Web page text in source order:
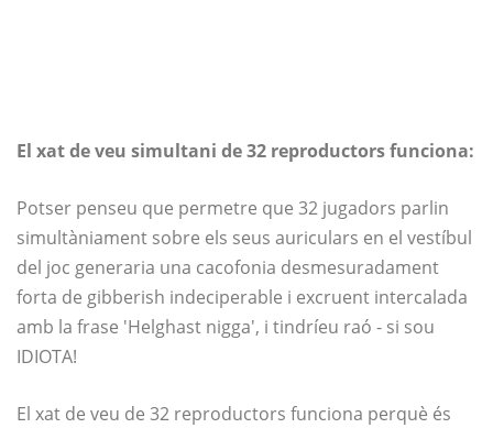
El xat de veu simultani de 32 reproductors funciona:
Potser penseu que permetre que 32 jugadors parlin
simultàniament sobre els seus auriculars en el vestíbul
del joc generaria una cacofonia desmesuradament
forta de gibberish indeciperable i excruent intercalada
amb la frase 'Helghast nigga', i tindríeu raó - si sou
IDIOTA!
El xat de veu de 32 reproductors funciona perquè és